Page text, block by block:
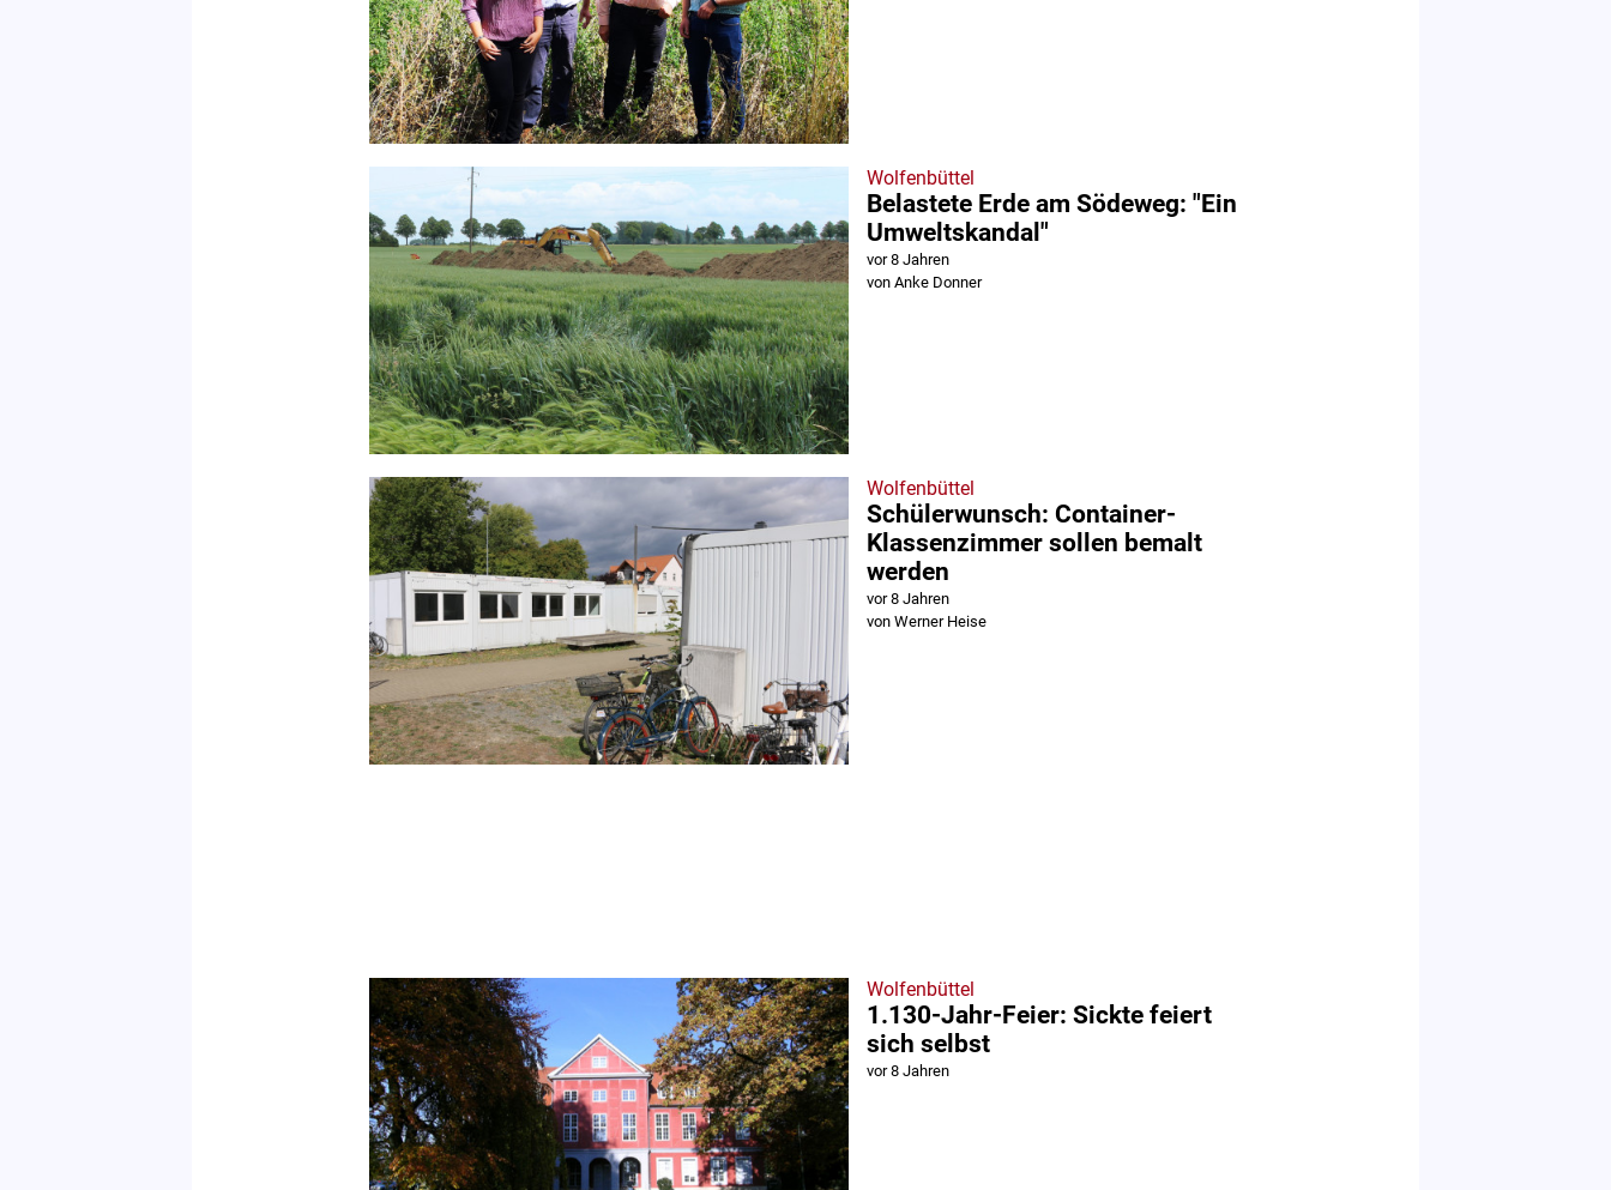
Wolfenbüttel
Belastete Erde am Södeweg: "Ein
Umweltskandal"
vor 8 Jahren
von Anke Donner
Wolfenbüttel
Schülerwunsch: Container-
Klassenzimmer sollen bemalt
werden
vor 8 Jahren
von Werner Heise
Wolfenbüttel
1.130-Jahr-Feier: Sickte feiert
sich selbst
vor 8 Jahren